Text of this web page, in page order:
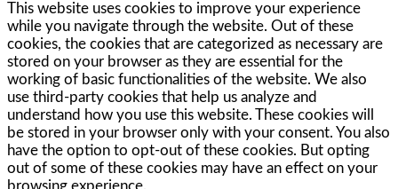
This website uses cookies to improve your experience
while you navigate through the website. Out of these
cookies, the cookies that are categorized as necessary are
stored on your browser as they are essential for the
working of basic functionalities of the website. We also
use third-party cookies that help us analyze and
understand how you use this website. These cookies will
be stored in your browser only with your consent. You also
have the option to opt-out of these cookies. But opting
out of some of these cookies may have an effect on your